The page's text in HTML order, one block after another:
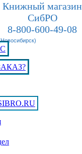
Книжный магазин
СибРО
8-800-600-49-08